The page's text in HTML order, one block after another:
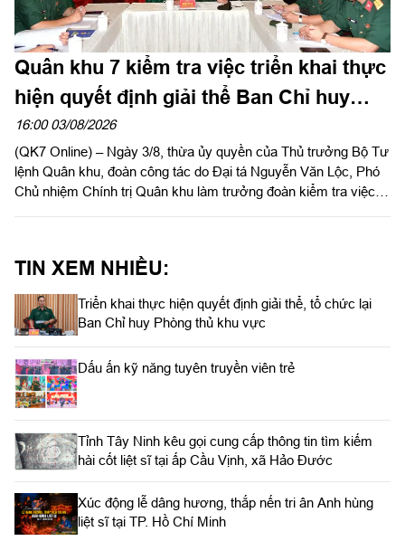
Quân khu 7 kiểm tra việc triển khai thực
hiện quyết định giải thể Ban Chỉ huy
PTKV tại TP Đồng Nai và tỉnh Lâm Đồng
16:00 03/08/2026
(QK7 Online) – Ngày 3/8, thừa ủy quyền của Thủ trưởng Bộ Tư
lệnh Quân khu, đoàn công tác do Đại tá Nguyễn Văn Lộc, Phó
Chủ nhiệm Chính trị Quân khu làm trưởng đoàn kiểm tra việc
TIN XEM NHIỀU:
Triển khai thực hiện quyết định giải thể, tổ chức lại
Ban Chỉ huy Phòng thủ khu vực
Dấu ấn kỹ năng tuyên truyền viên trẻ
Tỉnh Tây Ninh kêu gọi cung cấp thông tin tìm kiếm
hài cốt liệt sĩ tại ấp Cầu Vịnh, xã Hảo Đước
Xúc động lễ dâng hương, thắp nến tri ân Anh hùng
liệt sĩ tại TP. Hồ Chí Minh